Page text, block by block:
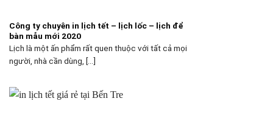
Công ty chuyên in lịch tết – lịch lốc – lịch để
bàn mẫu mới 2020
Lịch là một ấn phẩm rất quen thuộc với tất cả mọi
người, nhà cần dùng, [...]